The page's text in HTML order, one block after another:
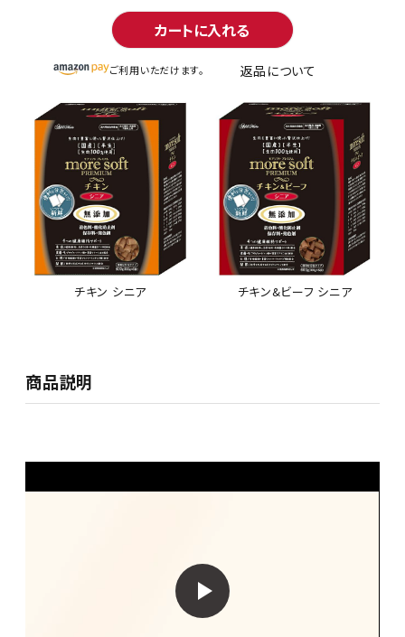
カートに入れる
ご利用いただけます。 返品について
チキン シニア チキン&ビーフ シニア
商品説明